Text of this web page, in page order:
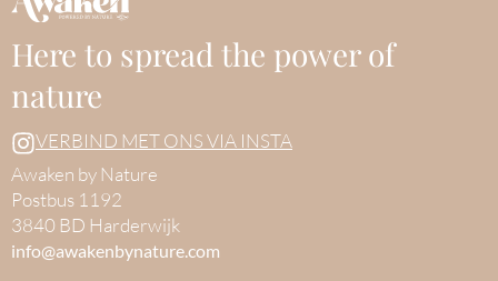
Here to spread the power of
nature
VERBIND MET ONS VIA INSTA
Awaken by Nature
Postbus 1192
3840 BD Harderwijk
info@awakenbynature.com